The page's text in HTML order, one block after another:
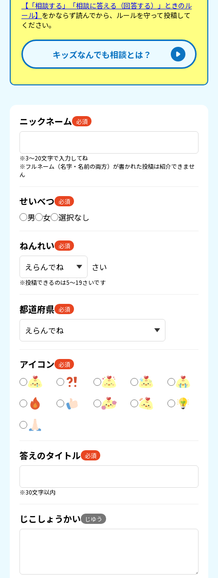
【「相談する」「相談に答える（回答する）」ときのル
ール】 をかならず読んでから、ルールを守って投稿して
ください。
キッズなんでも相談とは？
ニックネーム 必須
※3〜20文字で入力してね
※フルネーム（名字・名前の両方）が書かれた投稿は紹介できませ
ん
せいべつ 必須
男 女 選択なし
ねんれい 必須
さい
※投稿できるのは5〜19さいです
都道府県 必須
アイコン 必須
答えのタイトル 必須
※30文字以内
じこしょうかい じゆう